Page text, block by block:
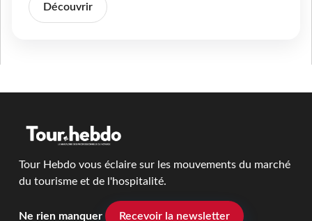
Découvrir
Tour Hebdo vous éclaire sur les mouvements du marché
du tourisme et de l'hospitalité.
Ne rien manquer Recevoir la newsletter